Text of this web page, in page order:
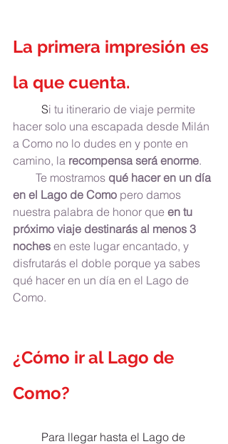
La primera impresión es
la que cuenta.
	S
i tu itinerario de viaje permite
hacer solo una escapada desde Milán
a Como no lo dudes en y ponte en
camino, la recompensa será enorme.
        Te mostramos
qué hacer en un día
en el Lago de Como pero damos
nuestra palabra de honor que en tu
próximo viaje destinarás al menos 3
noches en este lugar encantado, y
disfrutarás el doble porque ya sabes
qué hacer en un día en el Lago de
Como.
¿Cómo ir al Lago de